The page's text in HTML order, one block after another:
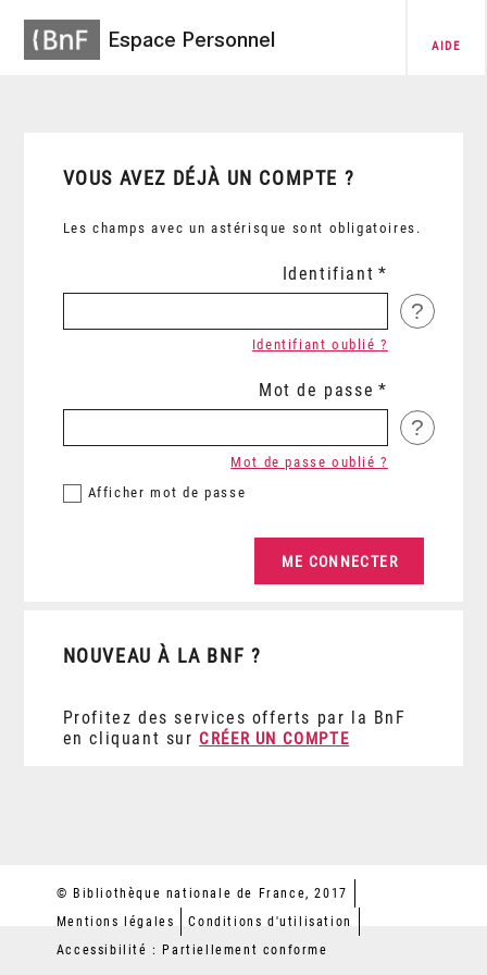
Espace Personnel AIDE
VOUS AVEZ DÉJÀ UN COMPTE ?
Les champs avec un astérisque sont obligatoires.
Identifiant
?
Identifiant oublié ?
Mot de passe
?
Afficher mot de passe
Mot de passe oublié ?
NOUVEAU À LA BNF ?
Profitez des services offerts par la BnF
en cliquant sur CRÉER UN COMPTE
© Bibliothèque nationale de France, 2017
Mentions légales
Conditions d'utilisation
Accessibilité : Partiellement conforme